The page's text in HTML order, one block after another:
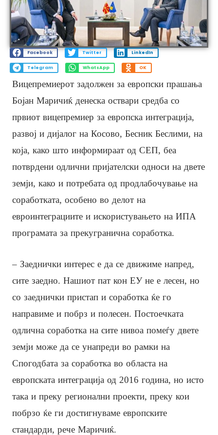
Facebook Twitter LinkedIn
Telegram WhatsApp OK
Вицепремиерот задолжен за европски прашања
Бојан Маричиќ денеска оствари средба со
првиот вицепремиер за европска интеграција,
развој и дијалог на Косово, Бесник Беслими, на
која, како што информираат од СЕП, беа
потврдени одлични пријателски односи на двете
земји, како и потребата од продлабочување на
соработката, особено во делот на
евроинтеграциите и искористувањето на ИПА
програмата за прекугранична соработка.
– Заеднички интерес е да се движиме напред,
сите заедно. Нашиот пат кон ЕУ не е лесен, но
со заеднички пристап и соработка ќе го
направиме и побрз и полесен. Постоечката
одлична соработка на сите нивоа помеѓу двете
земји може да се унапреди во рамки на
Спогодбата за соработка во областа на
европската интеграција од 2016 година, но исто
така и преку регионални проекти, преку кои
побрзо ќе ги достигнуваме европските
стандарди, рече Маричиќ.